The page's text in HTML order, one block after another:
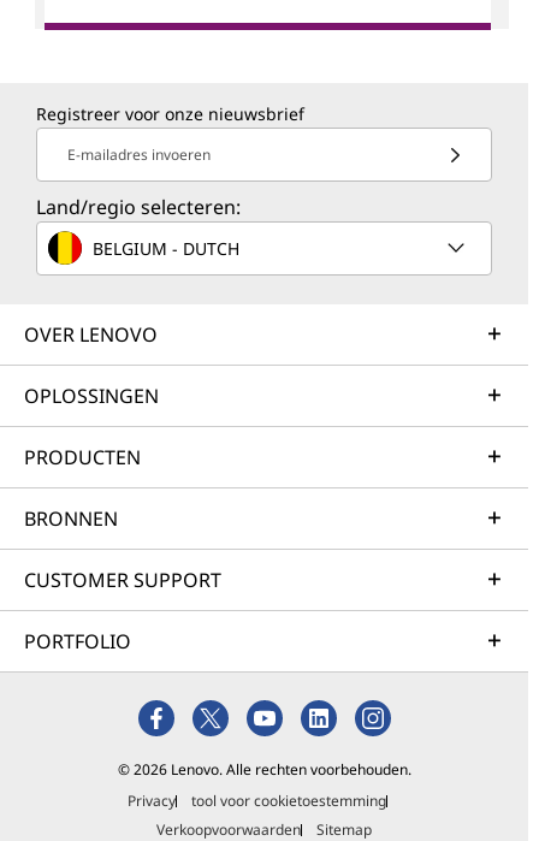
Registreer voor onze nieuwsbrief
E-mailadres invoeren
Land/regio selecteren:
BELGIUM - DUTCH
OVER LENOVO
OPLOSSINGEN
PRODUCTEN
BRONNEN
CUSTOMER SUPPORT
PORTFOLIO
© 2026 Lenovo. Alle rechten voorbehouden.
Privacy
tool voor cookietoestemming
Verkoopvoorwaarden
Sitemap